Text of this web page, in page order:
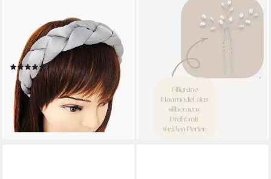
Haarreif, Candy Colours
wunderschön Vintage Damen
Haareifen Haarband
(6)
13,99 € UVP 17,99 €
-22%
lieferbar - in 3-4 Werktagen bei dir
Haarnadeln Haarnadel-Set, 3
handgefertigte Haarnadeln
gold mit Perlen, Set, Set
beinhaltet 3 Haarnadeln
24,90 €
(8,30 €/ 1 Stk)
lieferbar - in 3-4 Werktagen bei dir